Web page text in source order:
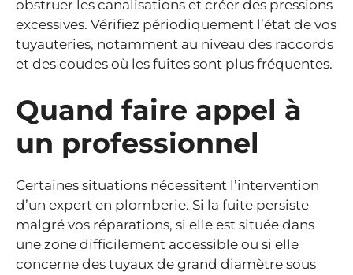
obstruer les canalisations et créer des pressions
excessives. Vérifiez périodiquement l’état de vos
tuyauteries, notamment au niveau des raccords
et des coudes où les fuites sont plus fréquentes.
Quand faire appel à
un professionnel
Certaines situations nécessitent l’intervention
d’un expert en plomberie. Si la fuite persiste
malgré vos réparations, si elle est située dans
une zone difficilement accessible ou si elle
concerne des tuyaux de grand diamètre sous